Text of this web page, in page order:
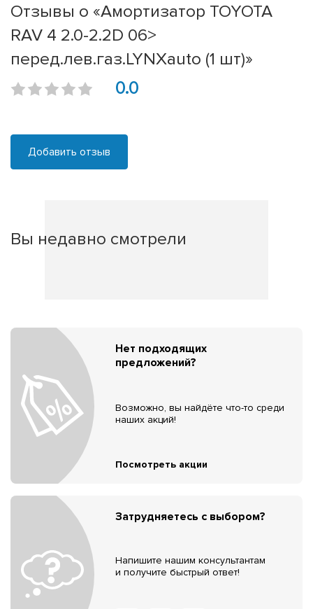
Отзывы о «Амортизатор TOYOTA
RAV 4 2.0-2.2D 06>
перед.лев.газ.LYNXauto (1 шт)»
0.0
Добавить отзыв
Вы недавно смотрели
Нет подходящих
предложений?
Возможно, вы найдёте что-то среди
наших акций!
Посмотреть акции
Затрудняетесь с выбором?
Напишите нашим консультантам
и получите быстрый ответ!